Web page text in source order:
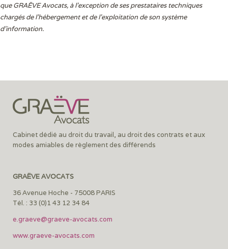
que GRAËVE Avocats, à l’exception de ses prestataires techniques
chargés de l’hébergement et de l’exploitation de son système
d’information.
Cabinet dédié au droit du travail, au droit des contrats et aux
modes amiables de règlement des différends
GRAËVE AVOCATS
36 Avenue Hoche - 75008 PARIS
Tél. : 33 (0)1 43 12 34 84
e.graeve@graeve-avocats.com
www.graeve-avocats.com